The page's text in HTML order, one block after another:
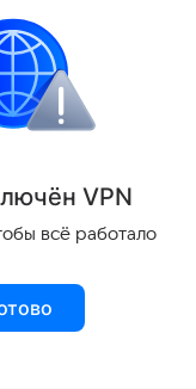
дня
мира —
и успешных
бизнеса и
ён VPN
всё работало